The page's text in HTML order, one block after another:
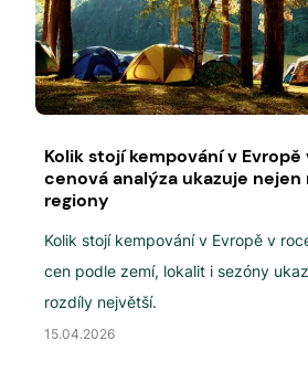
Kolik stojí kempování v
cenová analýza ukazuje
regiony
Kolik stojí kempování v Evropě v
cen podle zemí, lokalit i sezóny
rozdíly největší.
15.04.2026